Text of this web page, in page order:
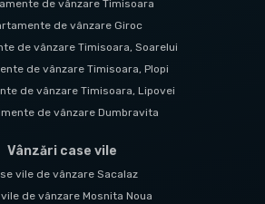
de vânzare Timisoara
de vânzare Giroc
de vânzare Timisoara, Soarelui
de vânzare Timisoara, Plopi
de vânzare Timisoara, Lipovei
de vânzare Dumbravita
Vânzări case vile
vile de vânzare Sacalaz
de vânzare Mosnita Noua